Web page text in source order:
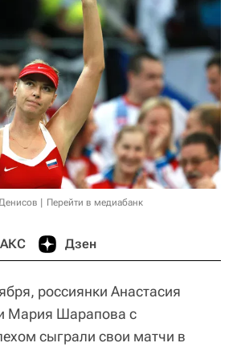
Перейти в медиабанк
Дзен
россиянки Анастасия
Мария Шарапова с
сыграли свои матчи в